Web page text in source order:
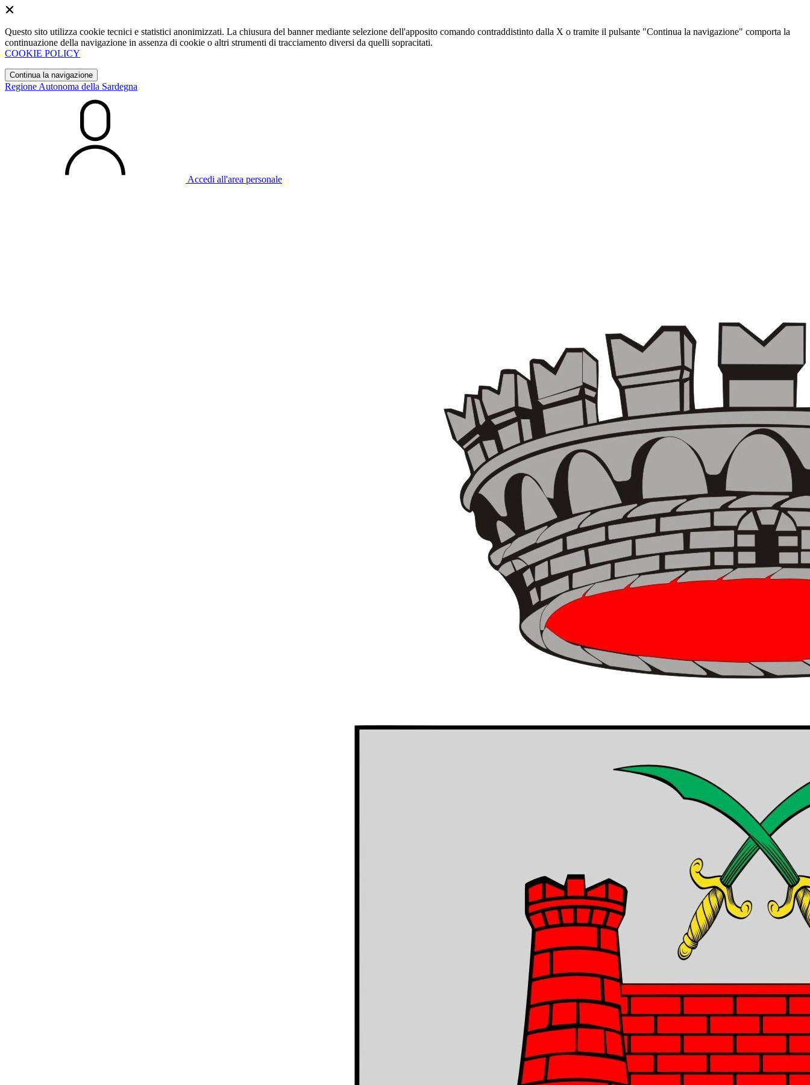
Questo sito utilizza cookie tecnici e statistici anonimizzati. La chiusura del banner mediante selezione dell'apposito comando contraddistinto dalla X o tramite il pulsante "Continua la navigazione" comporta la
continuazione della navigazione in assenza di cookie o altri strumenti di tracciamento diversi da quelli sopracitati.
COOKIE POLICY
Continua la navigazione
Regione Autonoma della Sardegna
Accedi all'area personale